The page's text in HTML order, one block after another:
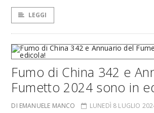
LEGGI
Fumo di China 342 e
Fumetto 2024 sono in
DI EMANUELE MANCO LUNEDÌ 8 LUGLIO